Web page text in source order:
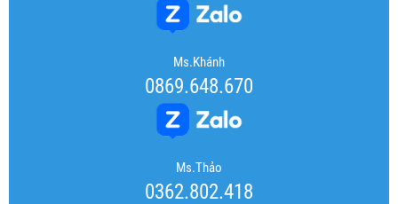
Ms.Khánh
0869.648.670
Ms.Thảo
0362.802.418